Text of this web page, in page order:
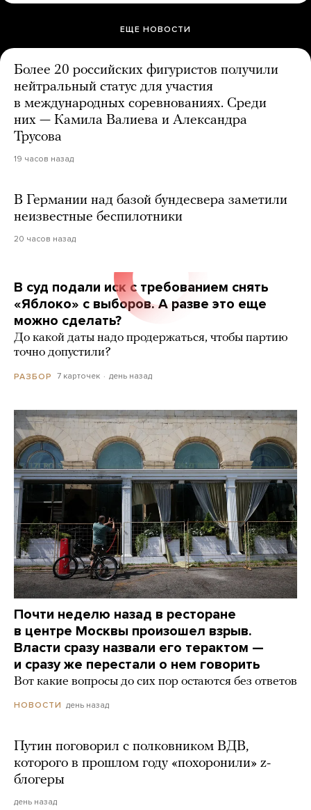
ЕЩЕ НОВОСТИ
Более 20 российских фигуристов получили
нейтральный статус для участия
в международных соревнованиях. Среди
них — Камила Валиева и Александра
Трусова
19 часов назад
В Германии над базой бундесвера заметили
неизвестные беспилотники
20 часов назад
В суд подали иск с требованием снять
«Яблоко» с выборов. А разве это еще
можно сделать?
До какой даты надо продержаться, чтобы партию
точно допустили?
РАЗБОР 7 карточек день назад
Почти неделю назад в ресторане
в центре Москвы произошел взрыв.
Власти сразу назвали его терактом —
и сразу же перестали о нем говорить
Вот какие вопросы до сих пор остаются без ответов
НОВОСТИ день назад
Путин поговорил с полковником ВДВ,
которого в прошлом году «похоронили» z-
блогеры
день назад